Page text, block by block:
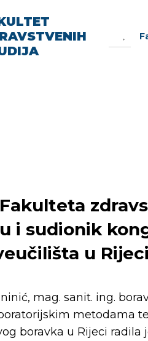
for:
i sudionik
u Rijeci
mag. sanit. ing.
metodama
boravka u Rijeci radila